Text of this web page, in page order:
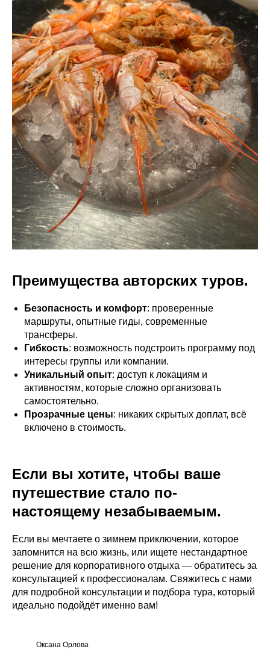
Преимущества авторских туров.
Безопасность и комфорт: проверенные
маршруты, опытные гиды, современные
трансферы.
Гибкость: возможность подстроить программу под
интересы группы или компании.
Уникальный опыт: доступ к локациям и
активностям, которые сложно организовать
самостоятельно.
Прозрачные цены: никаких скрытых доплат, всё
включено в стоимость.
Если вы хотите, чтобы ваше
путешествие стало по-
настоящему незабываемым.
Если вы мечтаете о зимнем приключении, которое
запомнится на всю жизнь, или ищете нестандартное
решение для корпоративного отдыха — обратитесь за
консультацией к профессионалам. Свяжитесь с нами
для подробной консультации и подбора тура, который
идеально подойдёт именно вам!
Оксана Орлова